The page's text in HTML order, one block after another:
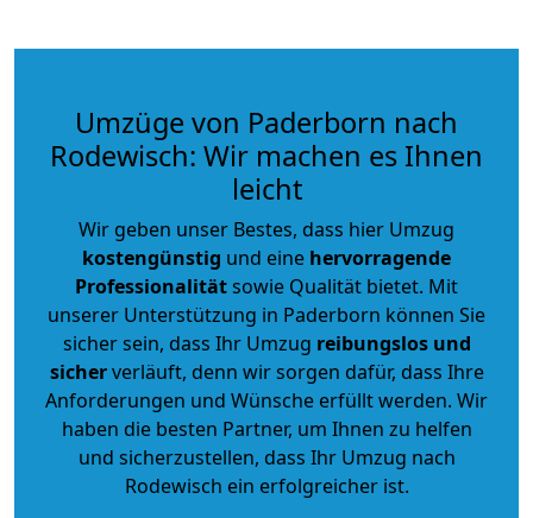
Umzüge von Paderborn nach
Rodewisch: Wir machen es Ihnen
leicht
Wir geben unser Bestes, dass hier Umzug
kostengünstig und eine hervorragende
Professionalitätsowie Qualität bietet. Mit
unserer Unterstützung in Paderborn können Sie
sicher sein, dass Ihr Umzug reibungslos und
sicherverläuft, denn wir sorgen dafür, dass Ihre
Anforderungen und Wünsche erfüllt werden. Wir
haben die besten Partner, um Ihnen zu helfen
und sicherzustellen, dass Ihr Umzug nach
Rodewisch ein erfolgreicher ist.